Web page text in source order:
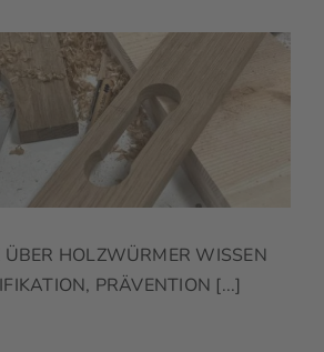
HOLZWÜRMER WISSEN
PRÄVENTION [...]